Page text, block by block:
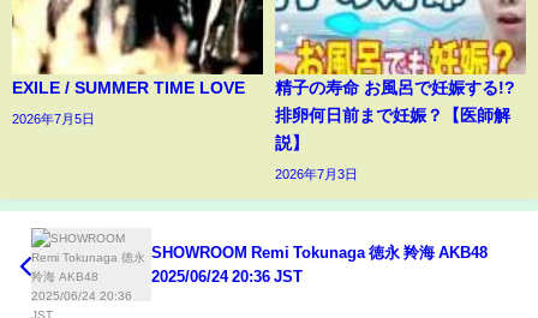
EXILE / SUMMER TIME LOVE
2026年7月5日
精子の寿命 お風呂で妊娠する!?
排卵何日前まで妊娠？【医師解
説】
2026年7月3日
SHOWROOM Remi Tokunaga 徳永 羚海 AKB48
2025/06/24 20:36 JST